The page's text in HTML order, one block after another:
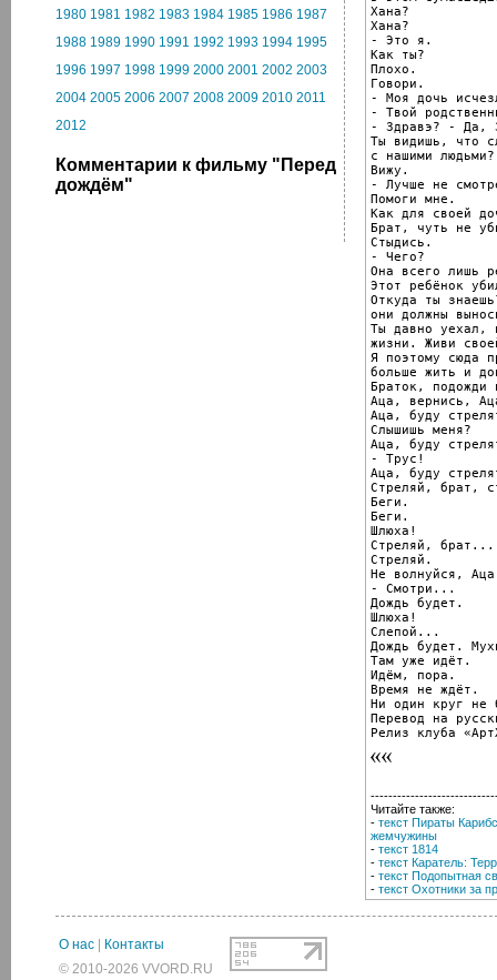
1980 1981 1982 1983 1984 1985 1986 1987
1988 1989 1990 1991 1992 1993 1994 1995
1996 1997 1998 1999 2000 2001 2002 2003
2004 2005 2006 2007 2008 2009 2010 2011
2012
Комментарии к фильму "Перед
дождём"
Хана?
Хана?
- Это я.
Как ты?
Плохо.
Говори.
- Моя дочь
- Твой
- Здравэ? - Да,
Ты видишь, что
с нашими людьми?
Вижу.
- Лучше не
Помоги мне.
Как для своей
Брат, чуть не
Стыдись.
- Чего?
Она всего лишь
Этот ребёнок
Откуда ты
они должны
Ты давно уехал,
жизни. Живи
Я поэтому сюда
больше жить и
Браток, подожди
Аца, вернись,
Аца, буду
Слышишь меня?
Аца, буду
- Трус!
Аца, буду
Стреляй, брат,
Беги.
Беги.
Шлюха!
Стреляй, брат...
Стреляй.
Не волнуйся,
- Смотри...
Дождь будет.
Шлюха!
Слепой...
Дождь будет.
Там уже идёт.
Идём, пора.
Время не ждёт.
Ни один круг не
Перевод на
Релиз клуба
Читайте также:
- текст Пираты
жемчужины
- текст 1814
- текст Каратель:
- текст Подопытная
- текст Охотники за
О нас
Контакты
© 2010-2026 VVORD.RU